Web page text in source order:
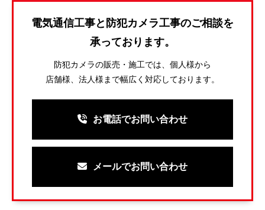
電気通信工事と防犯カメラ工事のご相談を
承っております。
防犯カメラの販売・施工では、個人様から
店舗様、法人様まで幅広く対応しております。
お電話でお問い合わせ
メールでお問い合わせ